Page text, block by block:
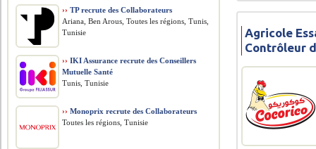
Agricole
Contrôleur
›› TP recrute des Collaborateurs
Ariana, Ben Arous, Toutes les régions, Tunis,
Tunisie
›› IKI Assurance recrute des Conseillers
Mutuelle Santé
Tunis, Tunisie
›› Monoprix recrute des Collaborateurs
Toutes les régions, Tunisie